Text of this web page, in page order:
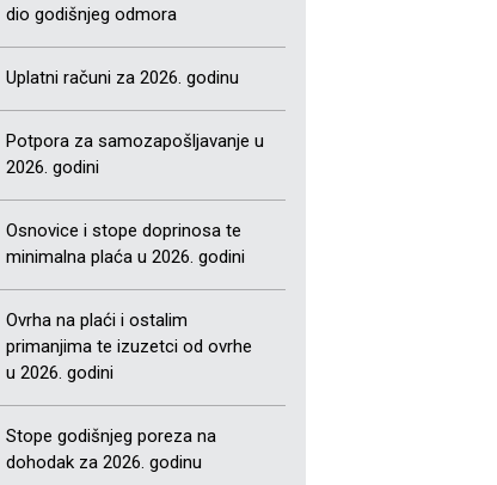
dio godišnjeg odmora
Uplatni računi za 2026. godinu
Potpora za samozapošljavanje u
2026. godini
Osnovice i stope doprinosa te
minimalna plaća u 2026. godini
Ovrha na plaći i ostalim
primanjima te izuzetci od ovrhe
u 2026. godini
Stope godišnjeg poreza na
dohodak za 2026. godinu